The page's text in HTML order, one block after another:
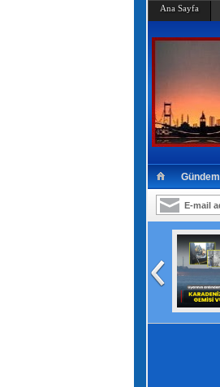
Ana Sayfa
Gündem
Hatay'da 8 bin 500